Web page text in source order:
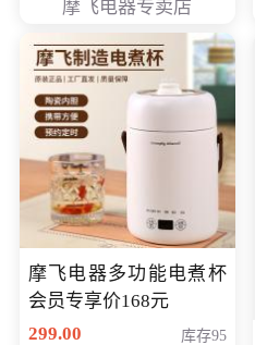
摩飞电器专卖店
摩飞电器多功能电煮杯
会员专享价168元
299.00
库存95